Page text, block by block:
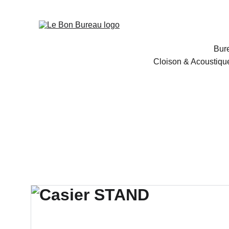
Cloison &